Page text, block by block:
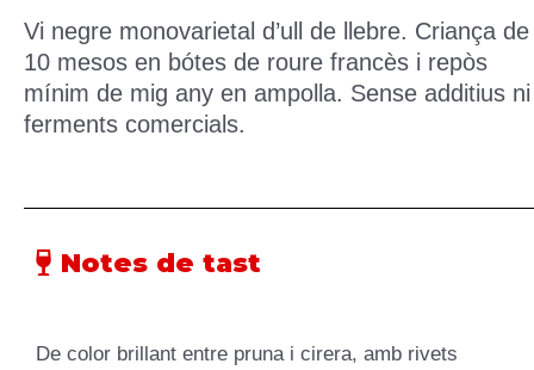
Vi negre monovarietal d’ull de llebre. Criança de
10 mesos en bótes de roure francès i repòs
mínim de mig any en ampolla. Sense additius ni
ferments comercials.
Notes de tast
De color brillant entre pruna i cirera, amb rivets